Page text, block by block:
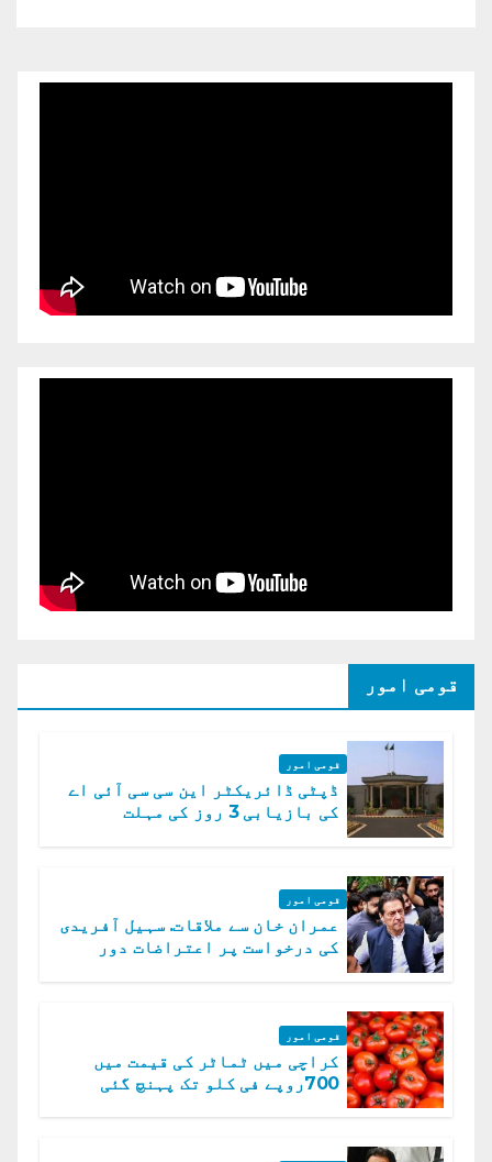
قومی امور
قومی امور
ڈپٹی ڈائریکٹر این سی سی آئی اے
کی بازیابی 3 روز کی مہلت
قومی امور
عمران خان سے ملاقات. سہیل آفریدی
کی درخواست پر اعتراضات دور
قومی امور
کراچی میں ٹماٹر کی قیمت میں
700روپے فی کلو تک پہنچ گئی